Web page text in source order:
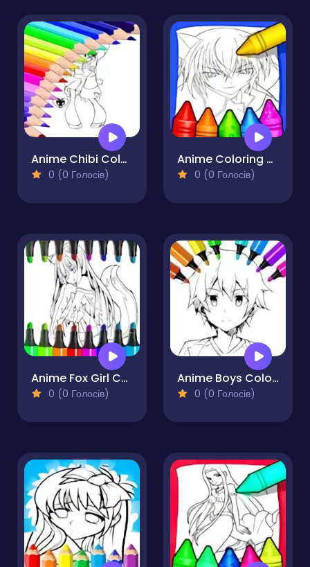
Anime Chibi Coloring Pages
0 (0 Голосів)
Anime Coloring Books
0 (0 Голосів)
Anime Fox Girl Cute Coloring Pages
0 (0 Голосів)
Anime Boys Coloring Pages
0 (0 Голосів)